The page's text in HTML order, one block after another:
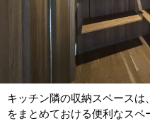
キッチン隣の収納スペース
をまとめておける便利なス